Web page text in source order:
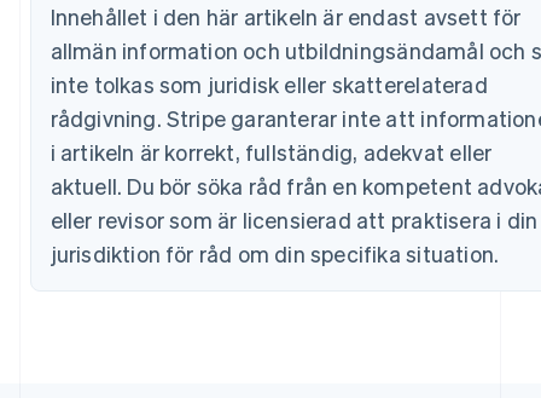
Innehållet i den här artikeln är endast avsett för
allmän information och utbildningsändamål och
inte tolkas som juridisk eller skatterelaterad
rådgivning. Stripe garanterar inte att
i artikeln är korrekt, fullständig, adekvat eller
aktuell. Du bör söka råd från en kompetent
eller revisor som är licensierad att praktisera i din
jurisdiktion för råd om din specifika situation.
Danmark
English
Estland
English
Fastlandskina
简体中文English
EnglishSvenska
Frankrike
Français English
Förenade Arabemiraten
English